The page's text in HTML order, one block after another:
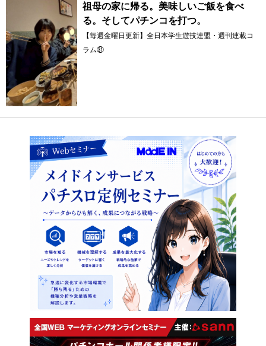
祖母の家に帰る。美味しいご飯を食べ
る。そしてパチンコを打つ。
【毎週金曜日更新】全日本学生遊技連盟・週刊連載コ
ラム㉛